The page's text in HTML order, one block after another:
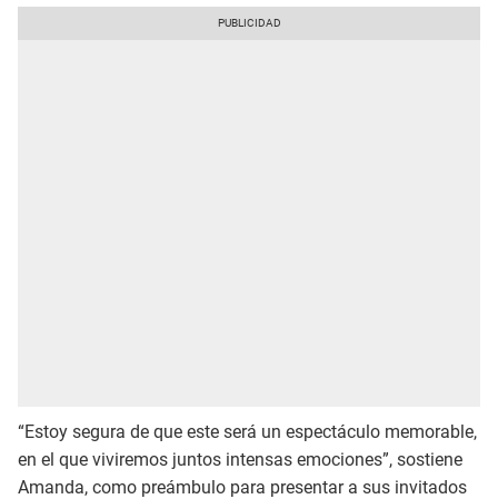
“Estoy segura de que este será un espectáculo memorable,
en el que viviremos juntos intensas emociones”, sostiene
Amanda, como preámbulo para presentar a sus invitados